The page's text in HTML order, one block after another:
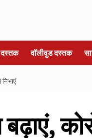
दस्तक वॉलीवुड दस्तक